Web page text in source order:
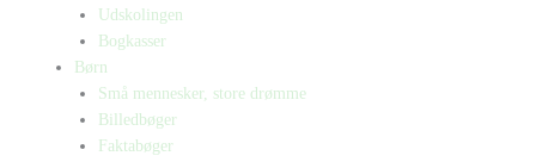
Udskolingen
Bogkasser
Børn
Små mennesker, store drømme
Billedbøger
Faktabøger